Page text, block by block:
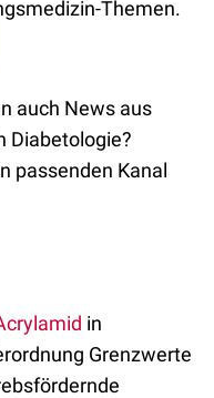
Themen.
auch News aus
Diabetologie?
passenden Kanal
in
Grenzwerte